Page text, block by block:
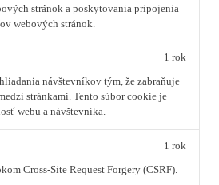
stránok a poskytovania pripojenia
webových stránok.
návštevníkov tým, že zabraňuje
stránkami. Tento súbor cookie je
webu a návštevníka.
1 rok
Cross-Site Request Forgery (CSRF).
1 rok